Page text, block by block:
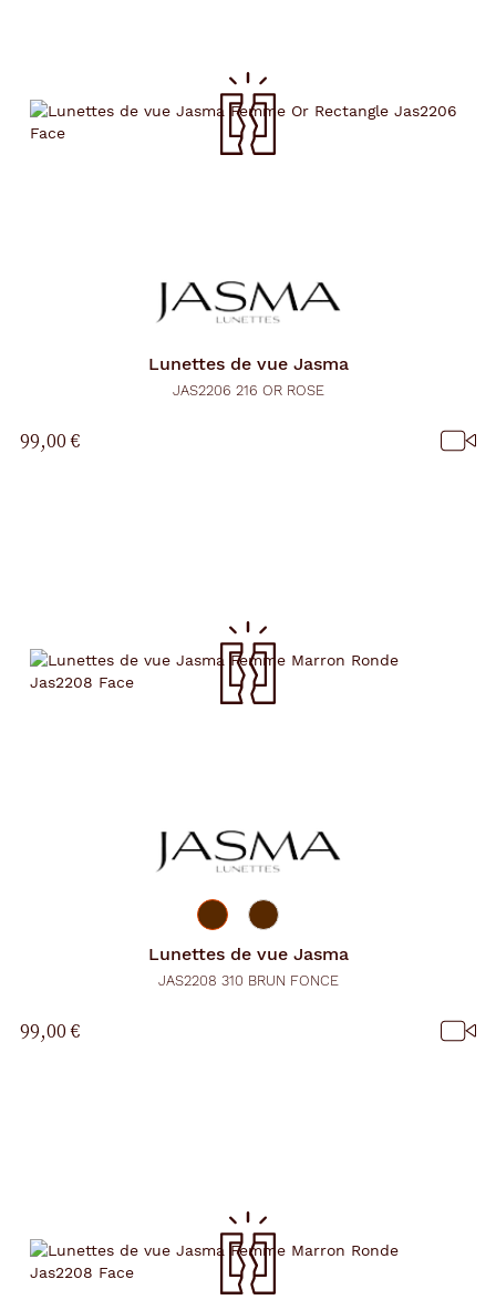
Lunettes de vue Jasma
JAS2206 216 OR ROSE
99,00 €
Lunettes de vue Jasma
JAS2208 310 BRUN FONCE
99,00 €